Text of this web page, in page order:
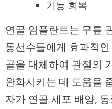
기능 회복
연골 임플란트는 무릎
동선수들에게 효과적
골을 대체하여 관절의
완화시키는 데 도움을
자가 연골 세포 배양,